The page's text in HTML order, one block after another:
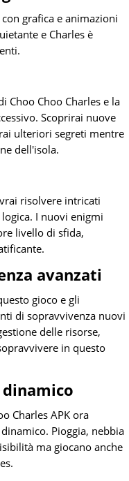
grafica e animazioni
e Charles è
Choo Choo Charles e la
Scoprirai nuove
ulteriori segreti mentre
dell'isola.
risolvere intricati
I nuovi enigmi
livello di sfida,
avanzati
gioco e gli
di sopravvivenza nuovi
delle risorse,
in questo
Charles APK ora
Pioggia, nebbia
ma giocano anche